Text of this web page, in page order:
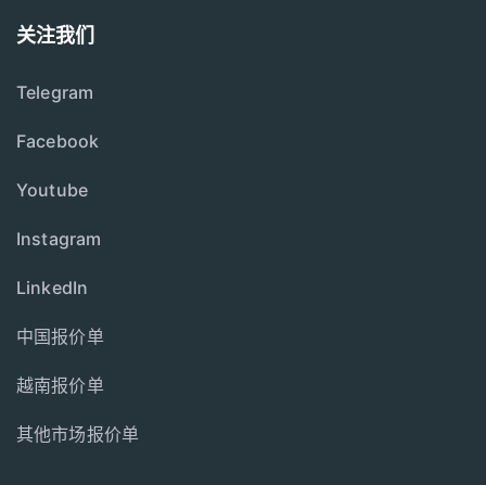
关注我们
Telegram
Facebook
Youtube
Instagram
LinkedIn
中国报价单
越南报价单
其他市场报价单